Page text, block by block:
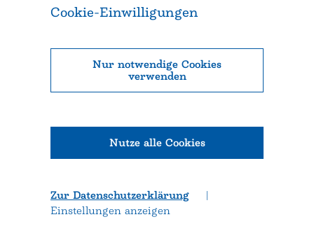
Cookie-Einwilligungen
Zur Datenschutzerklärung
|
Einstellungen anzeigen
Nur notwendige Cookies
verwenden
Nutze alle Cookies
Weitere Informationen und Legales
Kontakt & Impressum Datenschutz